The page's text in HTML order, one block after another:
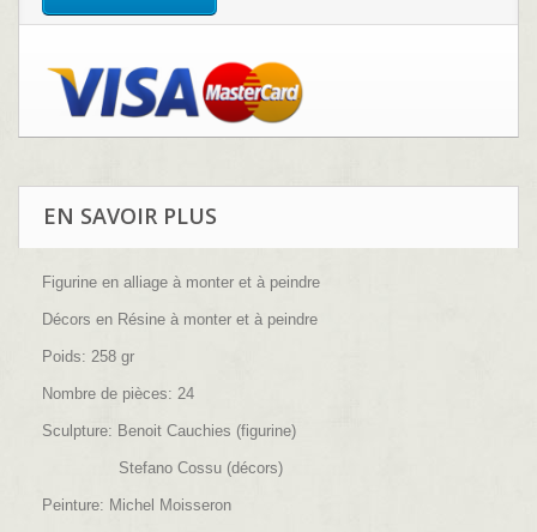
EN SAVOIR PLUS
Figurine en alliage à monter et à peindre
Décors en Résine à monter et à peindre
Poids: 258 gr
Nombre de pièces: 24
Sculpture: Benoit Cauchies (figurine)
Stefano Cossu (décors)
Peinture: Michel Moisseron